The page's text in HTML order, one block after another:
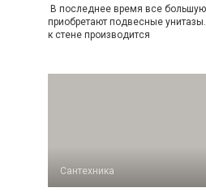
В последнее время все большую
приобретают подвесные
к стене производится
Сантехника